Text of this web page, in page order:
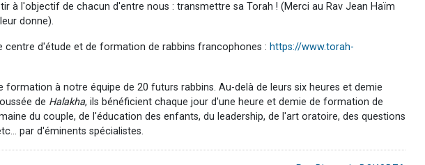
à l'objectif de chacun d'entre nous : transmettre sa Torah ! (Merci au Rav Jean Haïm
donne).
centre d'étude et de formation de rabbins francophones : https://www.torah-
formation à notre équipe de 20 futurs rabbins. Au-delà de leurs six heures et demie
de Halakha, ils bénéficient chaque jour d'une heure et demie de formation de
du couple, de l'éducation des enfants, du leadership, de l'art oratoire, des questions
par d'éminents spécialistes.